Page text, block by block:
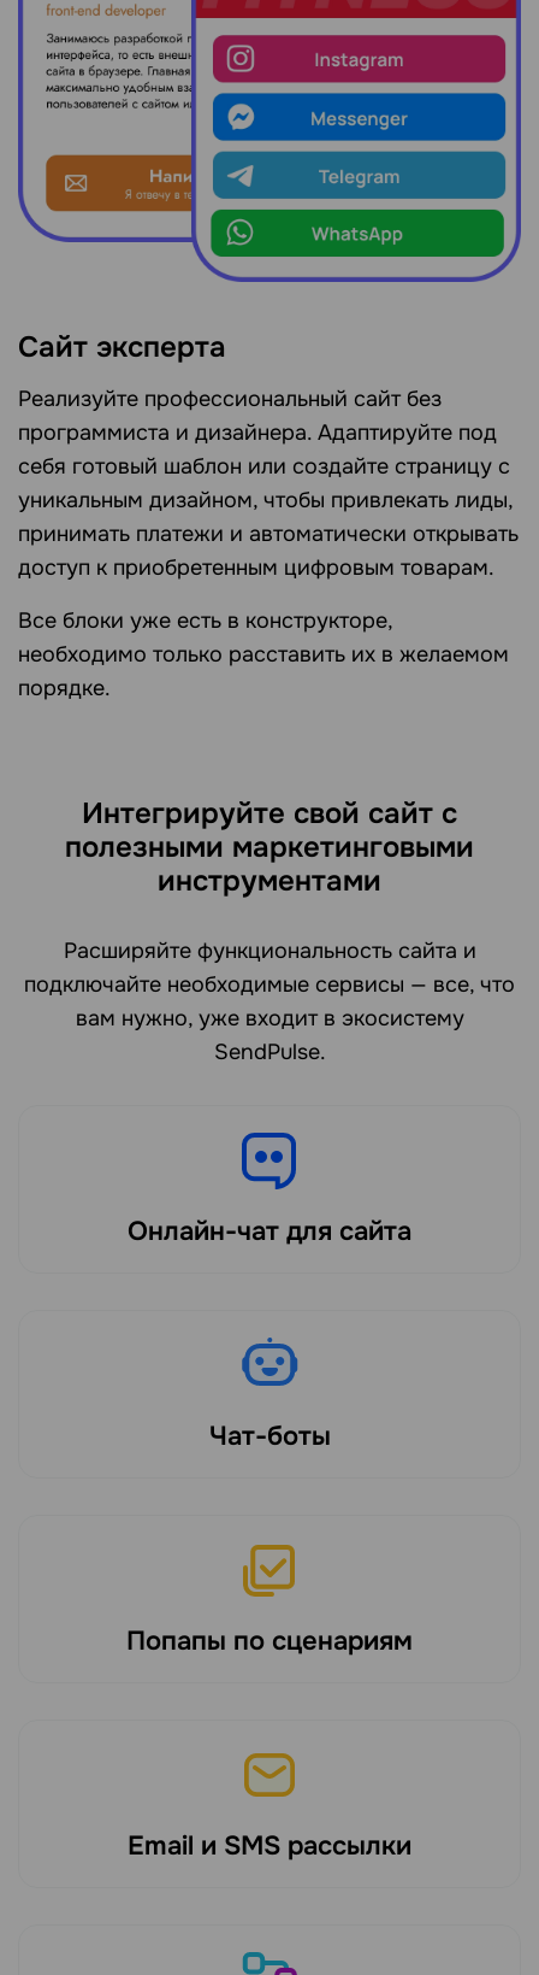
Сайт эксперта
Реализуйте профессиональный сайт без
программиста и дизайнера. Адаптируйте под
себя готовый шаблон или создайте страницу с
уникальным дизайном, чтобы привлекать лиды,
принимать платежи и автоматически открывать
доступ к приобретенным цифровым товарам.
Все блоки уже есть в конструкторе,
необходимо только расставить их в желаемом
порядке.
Интегрируйте свой сайт с
полезными маркетинговыми
инструментами
Расширяйте функциональность сайта и
подключайте необходимые сервисы — все, что
вам нужно, уже входит в экосистему
SendPulse.
Онлайн-чат для сайта
Чат-боты
Попапы по сценариям
Email и SMS рассылки